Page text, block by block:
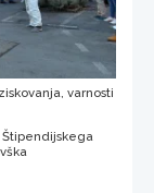
varnosti